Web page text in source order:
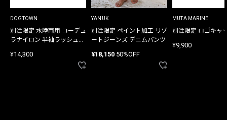
DOGTOWN
別注限定 水陸両用 コーデュ
ラナイロン 半袖ラッシュガ
¥14,300
YANUK
別注限定 ペイント加工 リゾ
ートジーンズ デニムパンツ
¥18,150 50%OFF
MUTA MARINE
別注限定 ロゴキャ
¥9,900